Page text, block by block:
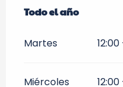
Todo el año
Todo el año
Martes
Miércoles